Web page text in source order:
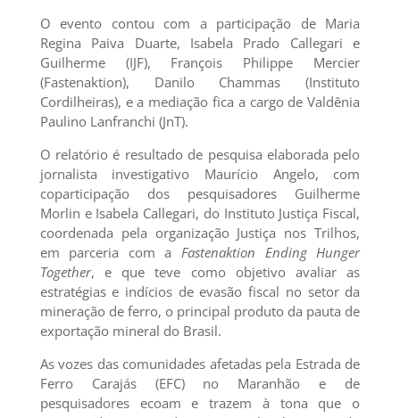
O evento contou com a participação de Maria
Regina Paiva Duarte, Isabela Prado Callegari e
Guilherme (IJF), François Philippe Mercier
(Fastenaktion), Danilo Chammas (Instituto
Cordilheiras), e a mediação fica a cargo de Valdênia
Paulino Lanfranchi (JnT).
O relatório é resultado de pesquisa elaborada pelo
jornalista investigativo Maurício Angelo, com
coparticipação dos pesquisadores Guilherme
Morlin e Isabela Callegari, do Instituto Justiça Fiscal,
coordenada pela organização Justiça nos Trilhos,
em parceria com aFastenaktion Ending Hunger
Together, e que teve como objetivo avaliar as
estratégias e indícios de evasão fiscal no setor da
mineração de ferro, o principal produto da pauta de
exportação mineral do Brasil.
As vozes das comunidades afetadas pela Estrada de
Ferro Carajás (EFC) no Maranhão e de
pesquisadores ecoam e trazem à tona que o